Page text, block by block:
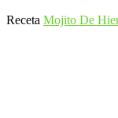
Receta Mojito De